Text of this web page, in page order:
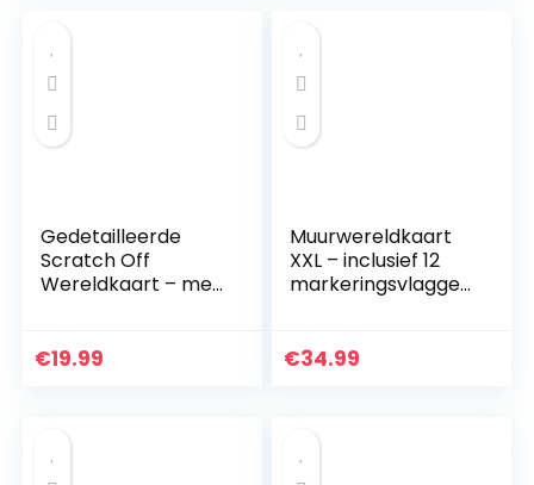
Gedetailleerde
Scratch Off
Wereldkaart – met
en Hoofdsteden –
€19.99
Muurwereldkaart
XXL – inclusief 12
markeringsvlaggen
€34.99